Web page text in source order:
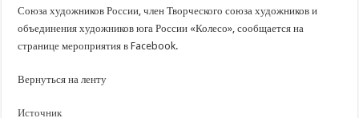
Союза художников России, член Творческого союза художников и
объединения художников юга России «Колесо», сообщается на
странице мероприятия в Facebook.
Вернуться на ленту
Источник